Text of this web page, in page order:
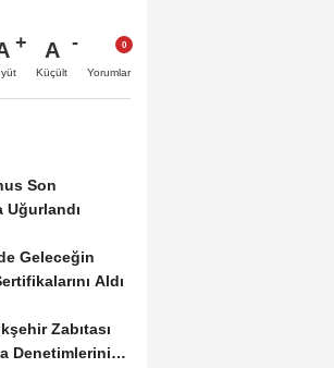
A
Küçült Yorumlar
Son
Geleceğin
Aldı
Zabıtası
Denetimlerini